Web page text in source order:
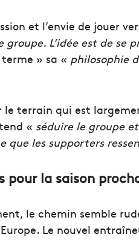
et l’envie de jouer
groupe. L’idée est de se
» sa « philosophie
le terrain qui est
« séduire le groupe
les supporters
pour la saison
le chemin semble
Le nouvel